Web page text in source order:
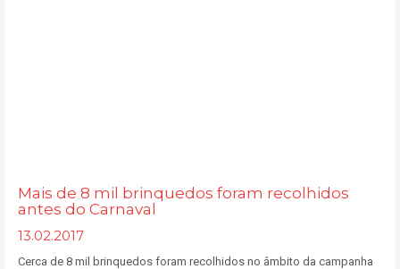
Mais de 8 mil brinquedos foram recolhidos
antes do Carnaval
13.02.2017
Cerca de 8 mil brinquedos foram recolhidos no âmbito da campanha